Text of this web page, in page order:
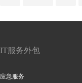
IT服务外包
应急服务